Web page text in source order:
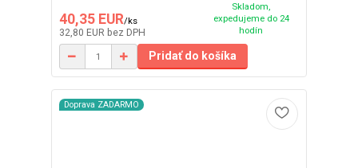
40,35 EUR/ks
32,80 EUR bez DPH
Skladom,
expedujeme do 24
hodín
Pridať do košíka
Doprava ZADARMO